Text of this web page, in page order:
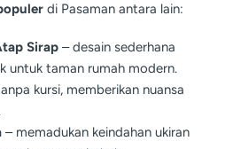
di Pasaman antara lain:
Sirap – desain sederhana
untuk taman rumah modern.
kursi, memberikan nuansa
– memadukan keindahan ukiran